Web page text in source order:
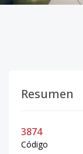
Resumen
3874
Código